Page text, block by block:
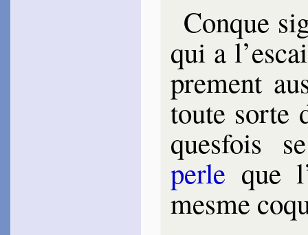
Conque
qui a
pre­ment
toute sorte
ques­fois
perleque
mesme